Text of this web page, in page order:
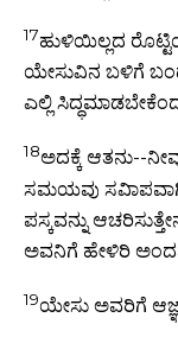
17ಹುಳಿಯಿಲ್ಲದ
ಯೇಸುವಿನ ಬಳಿಗೆ
ಎಲ್ಲಿ
18ಅದಕ್ಕೆ ಆತನು--
ಸಮಯವು
ಪಸ್ಕವನ್ನು
ಅವನಿಗೆ ಹೇಳಿರಿ
19ಯೇಸು ಅವರಿಗೆ